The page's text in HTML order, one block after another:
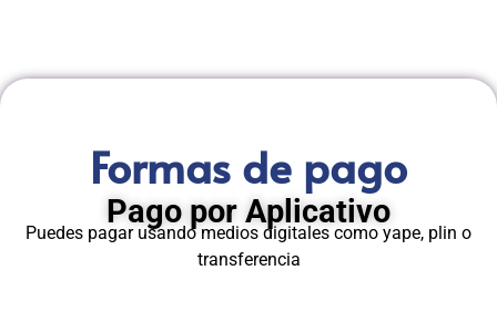
Formas de pago
Pago por Aplicativo
Puedes pagar usando medios digitales como yape, plin o
transferencia